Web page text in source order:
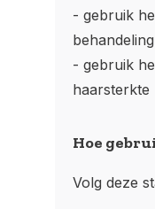
- gebruik
behandeling
- gebruik
haarsterkte
Hoe
Volg deze